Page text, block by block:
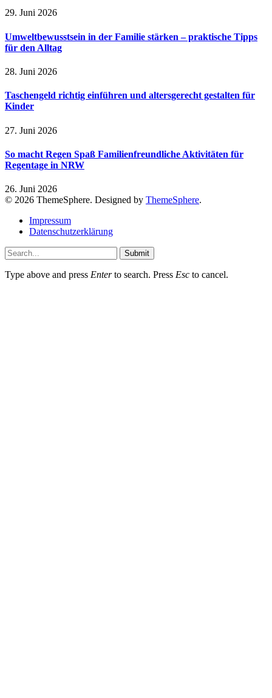
29. Juni 2026
Umweltbewusstsein in der Familie stärken – praktische Tipps
für den Alltag
28. Juni 2026
Taschengeld richtig einführen und altersgerecht gestalten für
Kinder
27. Juni 2026
So macht Regen Spaß Familienfreundliche Aktivitäten für
Regentage in NRW
26. Juni 2026
© 2026 ThemeSphere. Designed by ThemeSphere.
Impressum
Datenschutzerklärung
Submit
Type above and press Enterto search. Press Esc to cancel.